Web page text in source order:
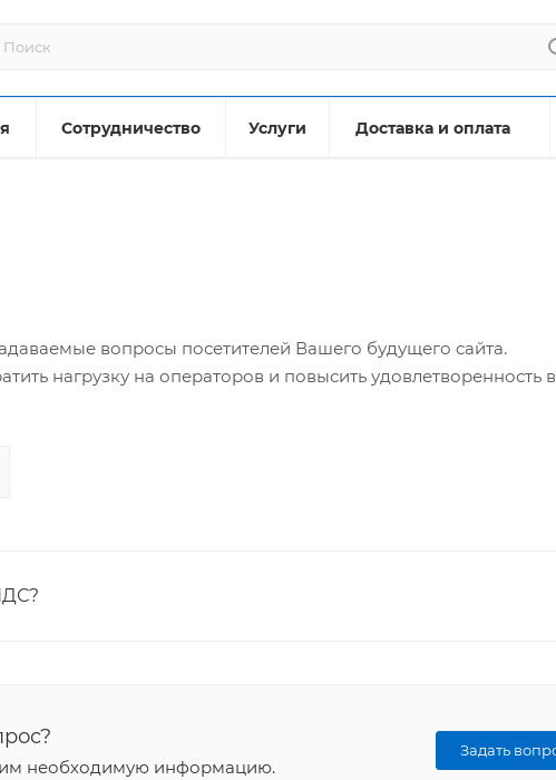
Сотрудничество Услуги Доставка и оплата
вопросы посетителей Вашего будущего сайта.
нагрузку на операторов и повысить удовлетворенность
необходимую информацию.
Задать